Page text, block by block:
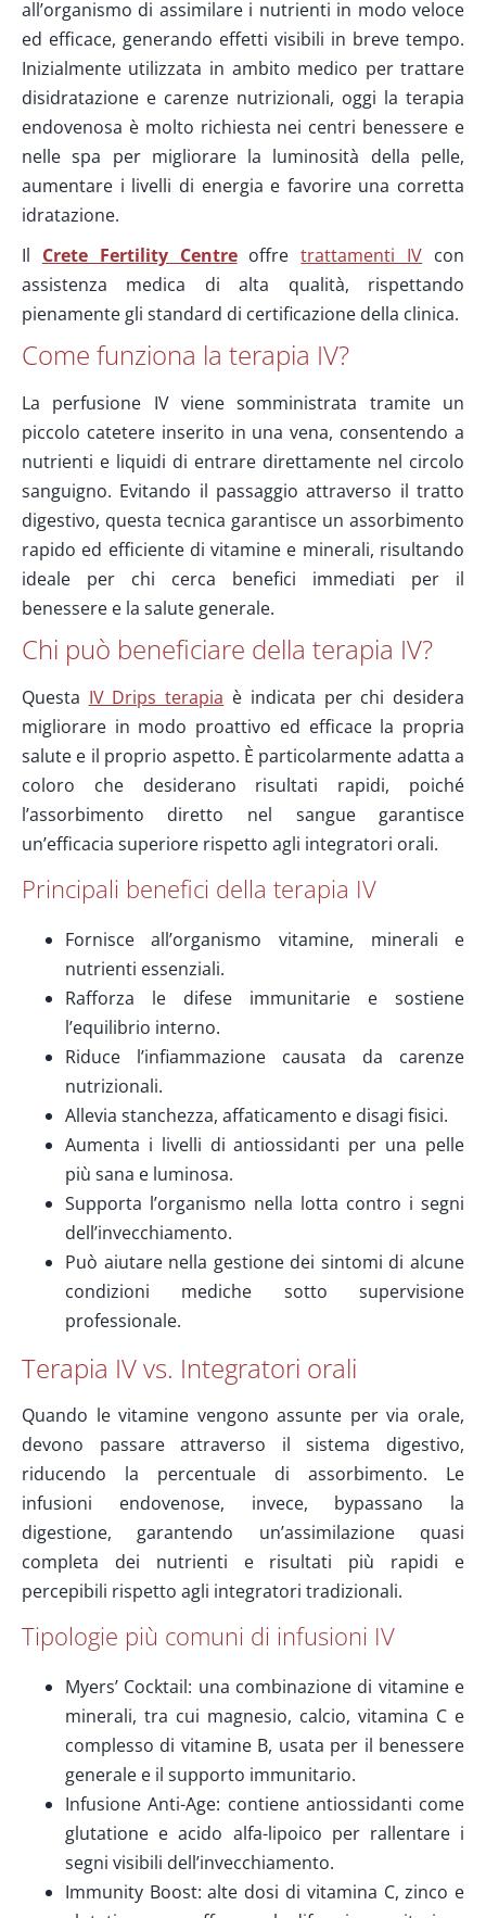
all’organismo di assimilare i nutrienti in modo veloce
ed efficace, generando effetti visibili in breve tempo.
Inizialmente utilizzata in ambito medico per trattare
disidratazione e carenze nutrizionali, oggi la terapia
endovenosa è molto richiesta nei centri benessere e
nelle spa per migliorare la luminosità della pelle,
aumentare i livelli di energia e favorire una corretta
idratazione.
Il Crete Fertility Centreoffretrattamenti IV con
assistenza medica di alta qualità, rispettando
pienamente gli standard di certificazione della clinica.
Come funziona la terapia IV?
La perfusione IV viene somministrata tramite un
piccolo catetere inserito in una vena, consentendo a
nutrienti e liquidi di entrare direttamente nel circolo
sanguigno. Evitando il passaggio attraverso il tratto
digestivo, questa tecnica garantisce un assorbimento
rapido ed efficiente di vitamine e minerali, risultando
ideale per chi cerca benefici immediati per il
benessere e la salute generale.
Chi può beneficiare della terapia IV?
Questa IV Drips terapia è indicata per chi desidera
migliorare in modo proattivo ed efficace la propria
salute e il proprio aspetto. È particolarmente adatta a
coloro che desiderano risultati rapidi, poiché
l’assorbimento diretto nel sangue garantisce
un’efficacia superiore rispetto agli integratori orali.
Principali benefici della terapia IV
Fornisce all’organismo vitamine, minerali e
nutrienti essenziali.
Rafforza le difese immunitarie e sostiene
l’equilibrio interno.
Riduce l’infiammazione causata da carenze
nutrizionali.
Allevia stanchezza, affaticamento e disagi fisici.
Aumenta i livelli di antiossidanti per una pelle
più sana e luminosa.
Supporta l’organismo nella lotta contro i segni
dell’invecchiamento.
Può aiutare nella gestione dei sintomi di alcune
condizioni mediche sotto supervisione
professionale.
Terapia IV vs. Integratori orali
Quando le vitamine vengono assunte per via orale,
devono passare attraverso il sistema digestivo,
riducendo la percentuale di assorbimento. Le
infusioni endovenose, invece, bypassano la
digestione, garantendo un’assimilazione quasi
completa dei nutrienti e risultati più rapidi e
percepibili rispetto agli integratori tradizionali.
Tipologie più comuni di infusioni IV
Myers’ Cocktail: una combinazione di vitamine e
minerali, tra cui magnesio, calcio, vitamina C e
complesso di vitamine B, usata per il benessere
generale e il supporto immunitario.
Infusione Anti-Age: contiene antiossidanti come
glutatione e acido alfa-lipoico per rallentare i
segni visibili dell’invecchiamento.
Immunity Boost: alte dosi di vitamina C, zinco e